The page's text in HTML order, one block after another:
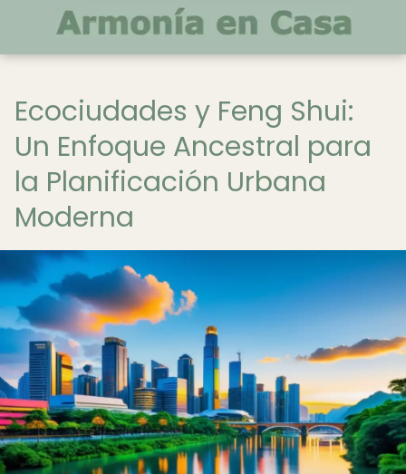
Ecociudades y Feng Shui:
Un Enfoque Ancestral para
la Planificación Urbana
Moderna